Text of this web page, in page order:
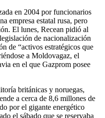
en 2004 por funcionarios
empresa estatal rusa, pero
El lunes, Recean pidió al
de nacionalización
de “activos estratégicos que
a Moldovagaz, el
en el que Gazprom posee
británicas y noruegas,
a cerca de 8,6 millones de
por el gigante energético
el sábado que se reservaba